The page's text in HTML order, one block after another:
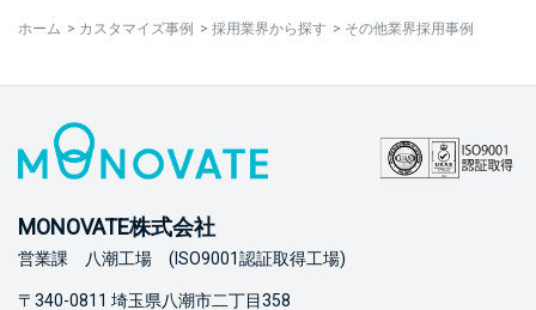
ホーム > カスタマイズ事例 > 採用業界から探す > その他業界採用事例
MONOVATE株式会社
営業課 八潮工場 (ISO9001認証取得工場)
〒340-0811 埼玉県八潮市二丁目358